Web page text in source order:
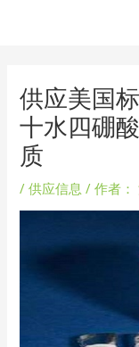
供应美国
十水四硼
质
/供应信息 / 作者：